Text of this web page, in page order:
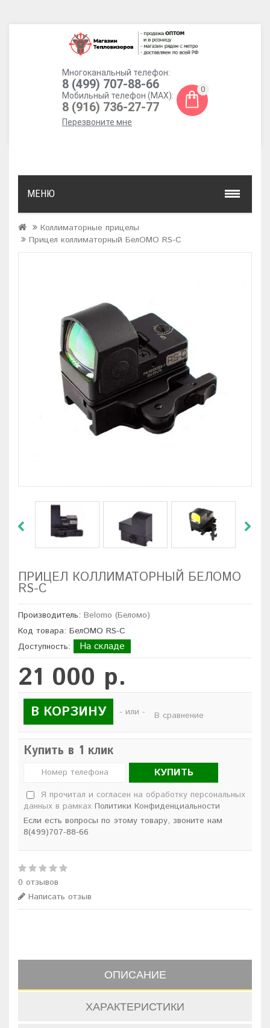
Многоканальный телефон:
8 (499) 707-88-66
Мобильный телефон (MAX):
8 (916) 736-27-77
Перезвоните мне
0
МЕНЮ
Коллиматорные прицелы
Прицел коллиматорный БелОМО RS-C
ПРИЦЕЛ КОЛЛИМАТОРНЫЙ БЕЛОМО
RS-C
Производитель: Belomo (Беломо)
Код товара: БелОМО RS-C
Доступность:
На складе
21 000 р.
В КОРЗИНУ - или - В сравнение
Купить в 1 клик
КУПИТЬ
Я прочитал и согласен на обработку персональных
данных в рамках Политики Конфиденциальности
Если есть вопросы по этому товару, звоните нам
8(499)707-88-66
0 отзывов
Написать отзыв
ОПИСАНИЕ
ХАРАКТЕРИСТИКИ